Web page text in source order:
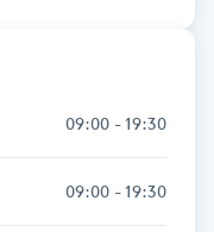
09:00 - 19:30
09:00 - 19:30